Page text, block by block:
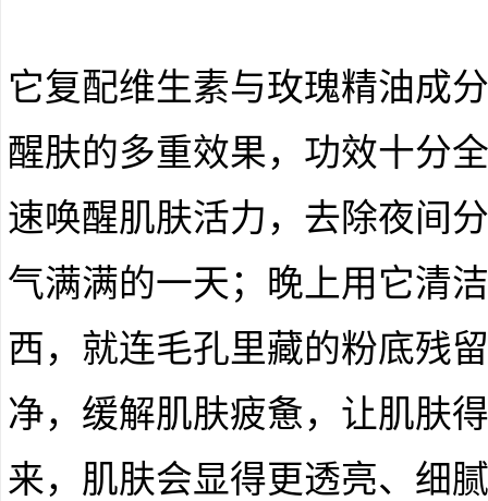
它复配维生素与玫瑰精油成
醒肤的多重效果，功效十分
速唤醒肌肤活力，去除夜间
气满满的一天；晚上用它清
西，就连毛孔里藏的粉底残
净，缓解肌肤疲惫，让肌肤
来，肌肤会显得更透亮、细